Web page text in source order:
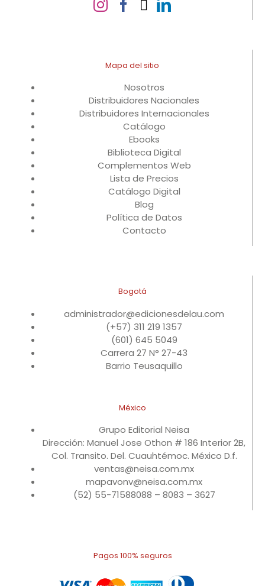
Mapa del sitio
Nosotros
Distribuidores Nacionales
Distribuidores Internacionales
Catálogo
Ebooks
Biblioteca Digital
Complementos Web
Lista de Precios
Catálogo Digital
Blog
Política de Datos
Contacto
Bogotá
administrador@edicionesdelau.com
(+57) 311 219 1357
(601) 645 5049
Carrera 27 N° 27-43
Barrio Teusaquillo
México
Grupo Editorial Neisa
Dirección: Manuel Jose Othon # 186 Interior 2B,
Col. Transito. Del. Cuauhtémoc. México D.f.
ventas@neisa.com.mx
mapavonv@neisa.com.mx
(52) 55-71588088 – 8083 – 3627
Pagos 100% seguros